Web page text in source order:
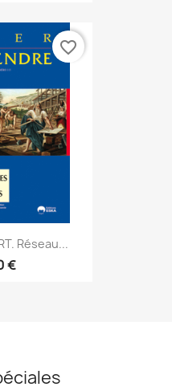
Réseau...
€
favorite_border